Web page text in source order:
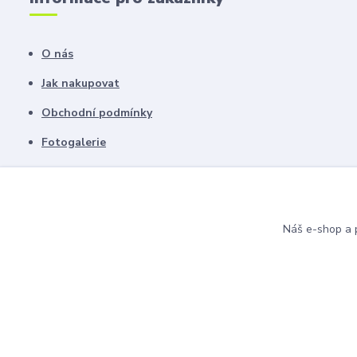
O nás
Jak nakupovat
Obchodní podmínky
Fotogalerie
Kontakty
Náš e-shop a